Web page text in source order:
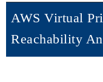
AWS Virtual
Reachability